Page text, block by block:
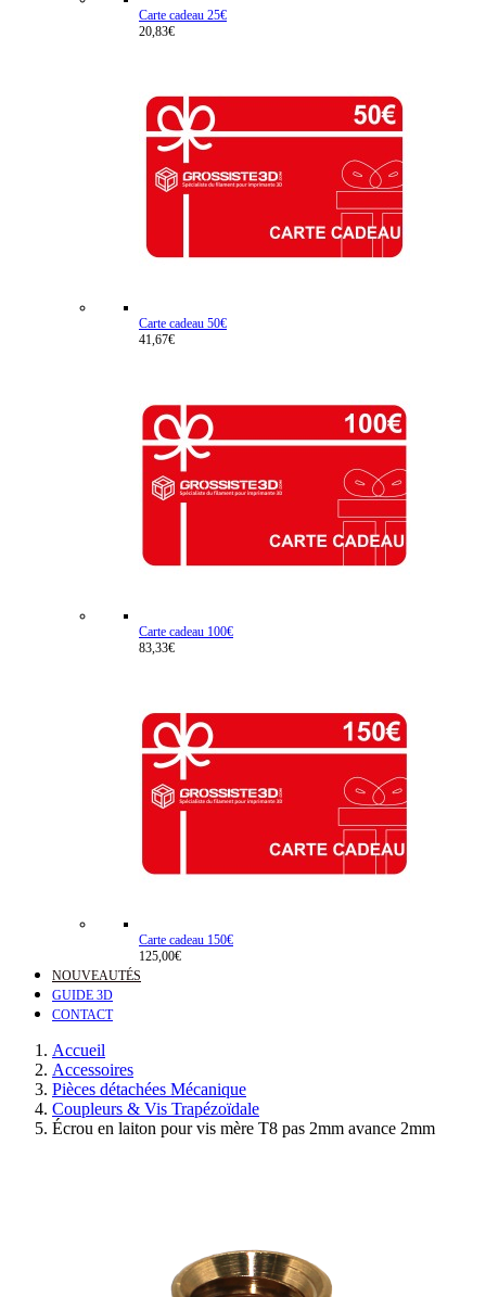
Carte cadeau 25€
20,83€
Carte cadeau 50€
41,67€
Carte cadeau 100€
83,33€
Carte cadeau 150€
125,00€
NOUVEAUTÉS
GUIDE 3D
CONTACT
Accueil
Accessoires
Pièces détachées Mécanique
Coupleurs & Vis Trapézoïdale
Écrou en laiton pour vis mère T8 pas 2mm avance 2mm